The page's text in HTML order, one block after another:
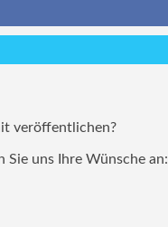
veröffentlichen?
Sie uns Ihre Wünsche an: